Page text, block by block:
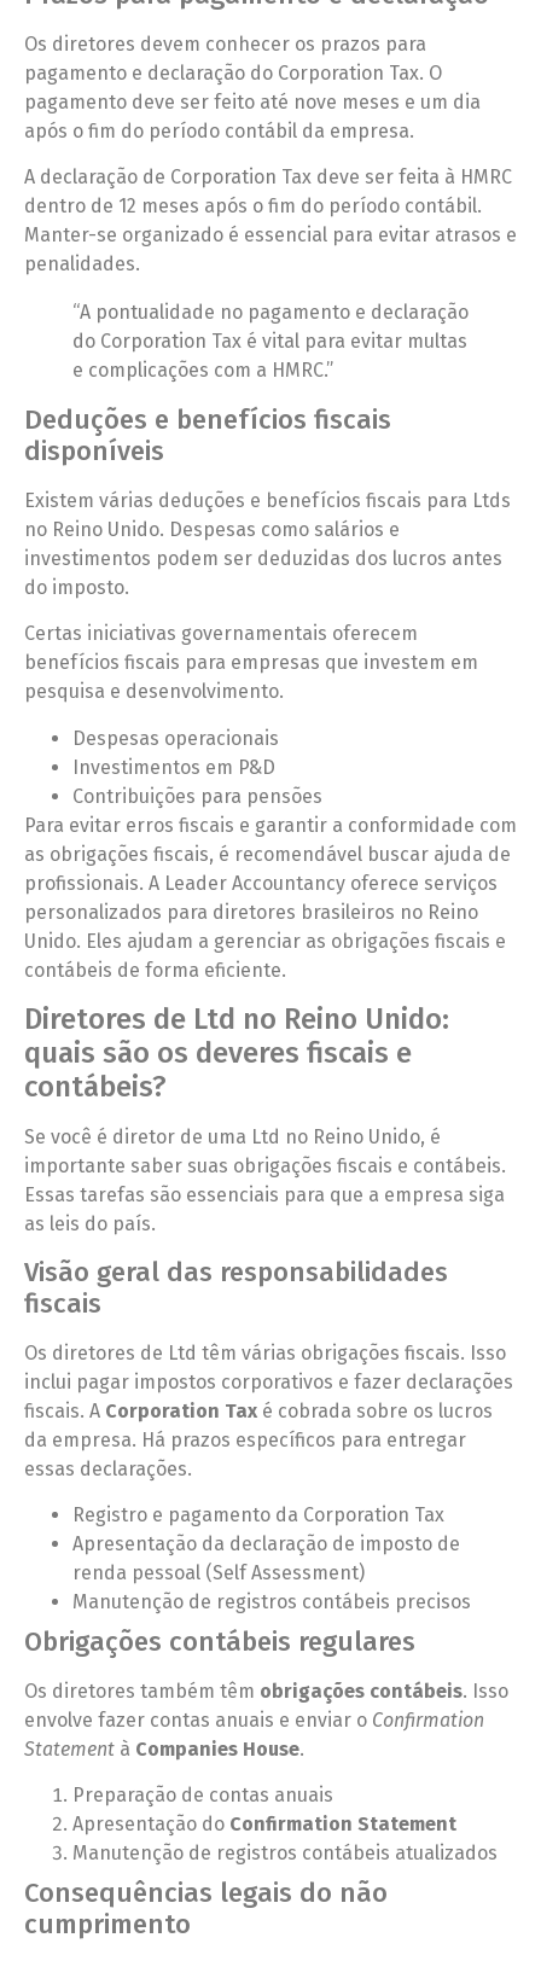
Os diretores devem conhecer os prazos para
pagamento e declaração do Corporation Tax. O
pagamento deve ser feito até nove meses e um dia
após o fim do período contábil da empresa.
A declaração de Corporation Tax deve ser feita à HMRC
dentro de 12 meses após o fim do período contábil.
Manter-se organizado é essencial para evitar atrasos e
penalidades.
“A pontualidade no pagamento e declaração
do Corporation Tax é vital para evitar multas
e complicações com a HMRC.”
Deduções e benefícios fiscais
disponíveis
Existem várias deduções e benefícios fiscais para Ltds
no Reino Unido. Despesas como salários e
investimentos podem ser deduzidas dos lucros antes
do imposto.
Certas iniciativas governamentais oferecem
benefícios fiscais para empresas que investem em
pesquisa e desenvolvimento.
Despesas operacionais
Investimentos em P&D
Contribuições para pensões
Para evitar erros fiscais e garantir a conformidade com
as obrigações fiscais, é recomendável buscar ajuda de
profissionais. A Leader Accountancy oferece serviços
personalizados para diretores brasileiros no Reino
Unido. Eles ajudam a gerenciar as obrigações fiscais e
contábeis de forma eficiente.
Diretores de Ltd no Reino Unido:
quais são os deveres fiscais e
contábeis?
Se você é diretor de uma Ltd no Reino Unido, é
importante saber suas obrigações fiscais e contábeis.
Essas tarefas são essenciais para que a empresa siga
as leis do país.
Visão geral das responsabilidades
fiscais
Os diretores de Ltd têm várias obrigações fiscais. Isso
inclui pagar impostos corporativos e fazer declarações
fiscais. A Corporation Tax é cobrada sobre os lucros
da empresa. Há prazos específicos para entregar
essas declarações.
Registro e pagamento da Corporation Tax
Apresentação da declaração de imposto de
renda pessoal (Self Assessment)
Manutenção de registros contábeis precisos
Obrigações contábeis regulares
Os diretores também têm obrigações contábeis. Isso
envolve fazer contas anuais e enviar o Confirmation
Statement à Companies House.
Preparação de contas anuais
Apresentação do Confirmation Statement
Manutenção de registros contábeis atualizados
Consequências legais do não
cumprimento